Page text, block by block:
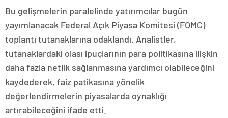
Bu gelişmelerin paralelinde yatırımcılar bugün
yayımlanacak Federal Açık Piyasa Komitesi (FOMC)
toplantı tutanaklarına odaklandı. Analistler,
tutanaklardaki olası ipuçlarının para politikasına ilişkin
daha fazla netlik sağlanmasına yardımcı olabileceğini
kaydederek, faiz patikasına yönelik
değerlendirmelerin piyasalarda oynaklığı
artırabileceğini ifade etti.